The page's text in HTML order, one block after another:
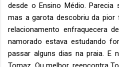
desde o Ensino Médio.
mas a garota descobriu da
relacionamento enfraquecera
namorado estava estudando
passar alguns dias na praia. E